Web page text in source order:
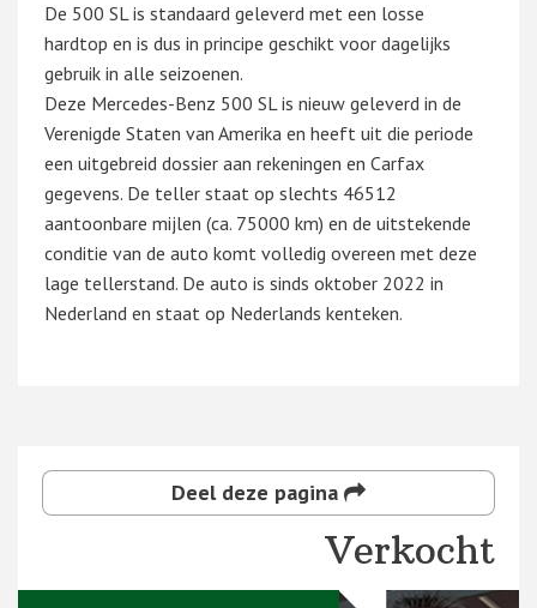
De 500 SL is standaard geleverd met een losse
hardtop en is dus in principe geschikt voor dagelijks
gebruik in alle seizoenen.
Deze Mercedes-Benz 500 SL is nieuw geleverd in de
Verenigde Staten van Amerika en heeft uit die periode
een uitgebreid dossier aan rekeningen en Carfax
gegevens. De teller staat op slechts 46512
aantoonbare mijlen (ca. 75000 km) en de uitstekende
conditie van de auto komt volledig overeen met deze
lage tellerstand. De auto is sinds oktober 2022 in
Nederland en staat op Nederlands kenteken.
Deel deze pagina
Verkocht